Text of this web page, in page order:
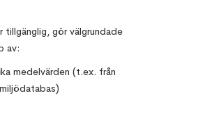
tillgänglig, gör välgrundade
av:
medelvärden (t.ex. från